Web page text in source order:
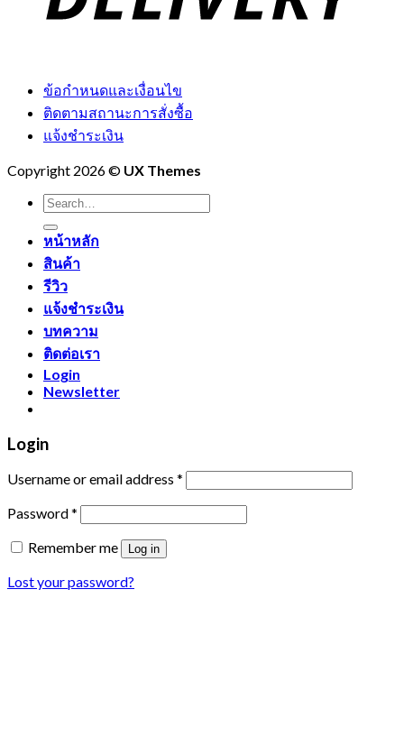
ข้อกำหนดและเงื่อนไข
ติดตามสถานะการสั่งซื้อ
แจ้งชำระเงิน
Copyright 2026 © UX Themes
Search
for:
หน้าหลัก
สินค้า
รีวิว
แจ้งชำระเงิน
บทความ
ติดต่อเรา
Login
Newsletter
Login
Username or email address *
Password*
Remember me
Log in
Lost your password?